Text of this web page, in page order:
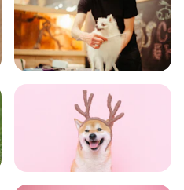
お手入れ
グッズ